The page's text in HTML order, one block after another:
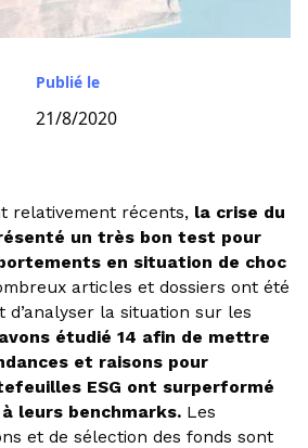
Publié le
21/8/2020
relativement récents, la crise du
un très bon test pour
en situation de choc
articles et dossiers ont été
la situation sur les
étudié 14 afin de mettre
et raisons pour
ESG ont surperformé
leurs benchmarks.Les
et de sélection des fonds sont